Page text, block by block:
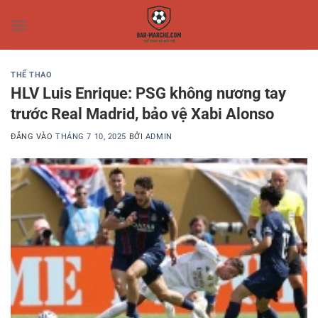
qua
THỂ THAO
HLV Luis Enrique: PSG không nương tay
trước Real Madrid, bảo vệ Xabi Alonso
ĐĂNG VÀOTHÁNG 7 10, 2025 BỞI ADMIN